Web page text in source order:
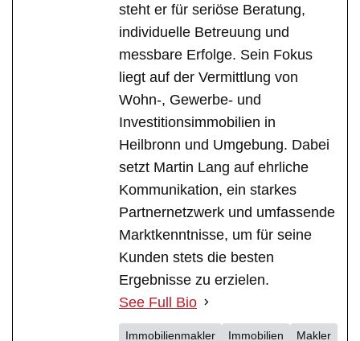
steht er für seriöse Beratung,
individuelle Betreuung und
messbare Erfolge. Sein Fokus
liegt auf der Vermittlung von
Wohn-, Gewerbe- und
Investitionsimmobilien in
Heilbronn und Umgebung. Dabei
setzt Martin Lang auf ehrliche
Kommunikation, ein starkes
Partnernetzwerk und umfassende
Marktkenntnisse, um für seine
Kunden stets die besten
Ergebnisse zu erzielen.
See Full Bio
Immobilienmakler Immobilien Makler